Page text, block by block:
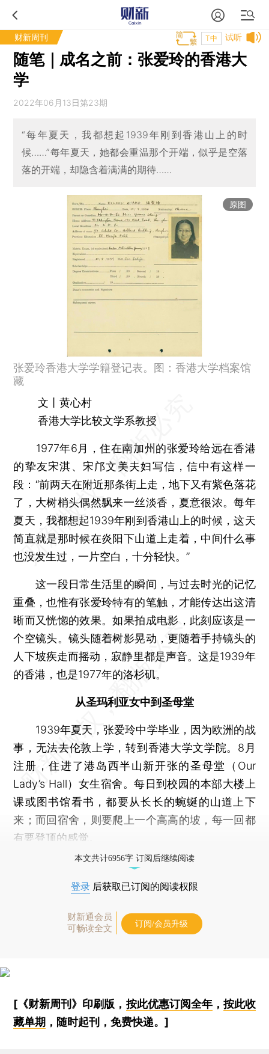
财新周刊 试听
T中
随笔｜成名之前：张爱玲的香港大
学
2022年06月13日第23期
“每年夏天，我都想起1939年刚到香港山上的时
候……”每年夏天，她都会重温那个开端，似乎是空落
落的开端，却隐含着满满的期待……
原图
张爱玲香港大学学籍登记表。图：香港大学档案馆
藏
文丨黄心村
香港大学比较文学系教授
1977年6月，住在南加州的张爱玲给远在香港
的挚友宋淇、宋邝文美夫妇写信，信中有这样一
段：“前两天在附近那条街上走，地下又有紫色落花
了，大树梢头偶然飘来一丝淡香，夏意很浓。每年
夏天，我都想起1939年刚到香港山上的时候，这天
简直就是那时候在炎阳下山道上走着，中间什么事
也没发生过，一片空白，十分轻快。”
这一段日常生活里的瞬间，与过去时光的记忆
重叠，也惟有张爱玲特有的笔触，才能传达出这清
晰而又恍惚的效果。如果拍成电影，此刻应该是一
个空镜头。镜头随着树影晃动，更随着手持镜头的
人下坡疾走而摇动，寂静里都是声音。这是1939年
的香港，也是1977年的洛杉矶。
从圣玛利亚女中到圣母堂
1939年夏天，张爱玲中学毕业，因为欧洲的战
事，无法去伦敦上学，转到香港大学文学院。8月
注册，住进了港岛西半山新开张的圣母堂（Our
Lady’s Hall）女生宿舍。每日到校园的本部大楼上
课或图书馆看书，都要从长长的蜿蜒的山道上下
来；而回宿舍，则要爬上一个高高的坡，每一回都
有要登顶的感觉。
本文共计6956字 订阅后继续阅读
登录 后获取已订阅的阅读权限
财新通会员
可畅读全文
订阅/会员升级
[《财新周刊》印刷版， 按此优惠订阅全年， 按此收
藏单期 ，随时起刊，免费快递。]